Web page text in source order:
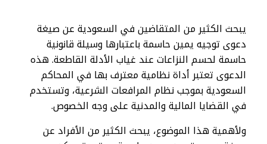
يبحث الكثير من المتقاضين في السعودية عن صيغة
دعوى توجيه يمين حاسمة باعتبارها وسيلة قانونية
حاسمة لحسم النزاعات عند غياب الأدلة القاطعة. هذه
الدعوى تعتبر أداة نظامية معترف بها في المحاكم
السعودية بموجب نظام المرافعات الشرعية، وتستخدم
في القضايا المالية والمدنية على وجه الخصوص.
ولأهمية هذا الموضوع، يبحث الكثير من الأفراد عن